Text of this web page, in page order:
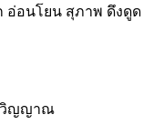
อ่อนโยน สุภาพ ดึงดูด
วิญญาณ